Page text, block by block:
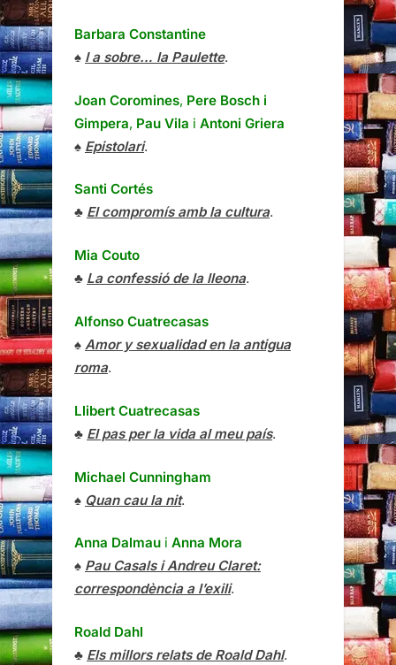
Barbara Constantine
♠ I a sobre… la Paulette.
Joan Coromines, Pere Bosch i
Gimpera, Pau Vila i Antoni Griera
♠ Epistolari.
Santi Cortés
♣ El compromís amb la cultura.
Mia Couto
♣ La confessió de la lleona.
Alfonso Cuatrecasas
♠ Amor y sexualidad en la antigua
roma.
Llibert Cuatrecasas
♣ El pas per la vida al meu país.
Michael Cunningham
♠ Quan cau la nit.
Anna Dalmau i Anna Mora
♠ Pau Casals i Andreu Claret:
correspondència a l’exili.
Roald Dahl
♣ Els millors relats de Roald Dahl.